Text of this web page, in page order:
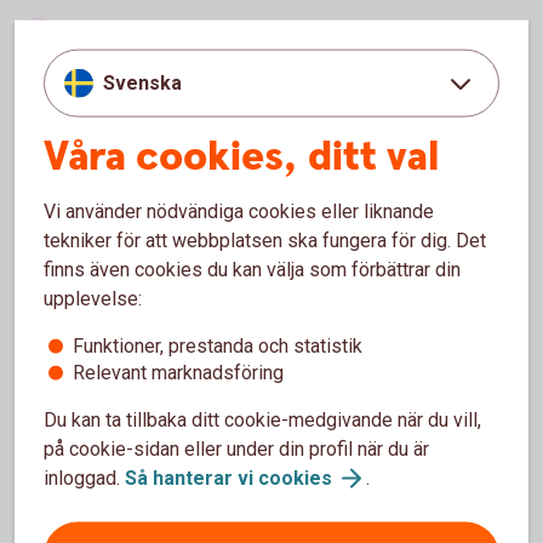
spionprogram
Tänk till innan du laddar ner något, klickar på länkar
eller öppnar filer. Du kan få skadlig programvara som
förstör innehållet eller ett spionprogram som ger
bedragare tillgång till dina inloggnings- och
kontouppgifter. Prata med en vuxen innan du gör
något.
Frågar någon om pengar, konto- eller
Berätta alltid för en vuxen om någon frågar om pengar,
Och fråga alltid innan du köper eller säljer något.
Håll hårt i dina koder och lösenord
Svenska
Våra cookies, ditt val
Vi använder nödvändiga cookies eller liknande
tekniker för att webbplatsen ska fungera för dig. Det
finns även cookies du kan välja som förbättrar din
upplevelse:
Funktioner, prestanda och statistik
Relevant marknadsföring
Du kan ta tillbaka ditt cookie-medgivande när du vill,
på cookie-sidan eller under din profil när du är
inloggad. Så hanterar vi cookies .